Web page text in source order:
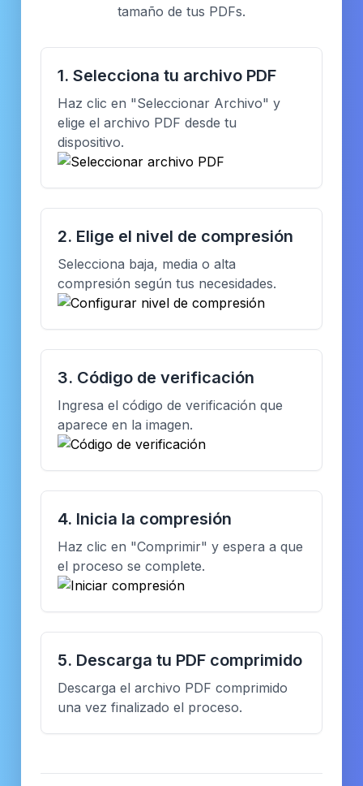
tamaño de tus PDFs.
1. Selecciona tu archivo PDF
Haz clic en "Seleccionar Archivo" y
elige el archivo PDF desde tu
dispositivo.
2. Elige el nivel de compresión
Selecciona baja, media o alta
compresión según tus necesidades.
3. Código de verificación
Ingresa el código de verificación que
aparece en la imagen.
4. Inicia la compresión
Haz clic en "Comprimir" y espera a que
el proceso se complete.
5. Descarga tu PDF comprimido
Descarga el archivo PDF comprimido
una vez finalizado el proceso.